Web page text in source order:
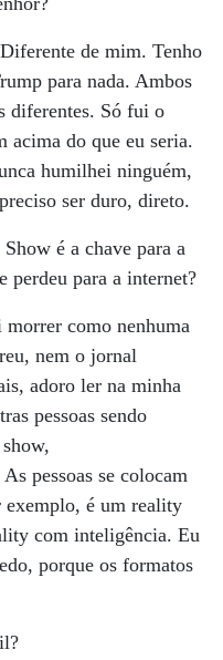
de mim. Tenho
para nada. Ambos
diferentes. Só fui o
acima do que eu seria.
humilhei ninguém,
ser duro, direto.
é a chave para a
perdeu para a internet?
como nenhuma
nem o jornal
adoro ler na minha
pessoas sendo
pessoas se colocam
exemplo, é um reality
com inteligência. Eu
porque os formatos